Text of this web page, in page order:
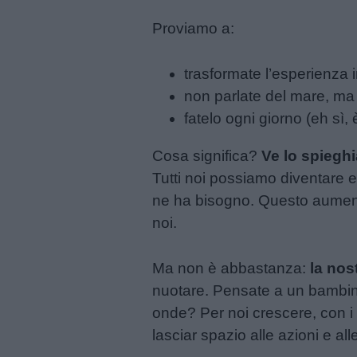
Proviamo a:
trasformate l’esperienza
non parlate del mare,
fatelo ogni giorno (eh sì,
Cosa significa?Ve lo
Tutti noi possiamo diventare
ne ha bisogno. Questo
noi.
Ma non è abbastanza: la
nuotare. Pensate a un
onde? Per noi crescere, con
lasciar spazio alle azioni e